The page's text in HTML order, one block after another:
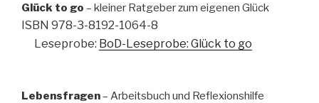
Glück to go – kleiner Ratgeber zum eigenen Glück
ISBN 978-3-8192-1064-8
Leseprobe: BoD-Leseprobe: Glück to go
Lebensfragen– Arbeitsbuch und Reflexionshilfe